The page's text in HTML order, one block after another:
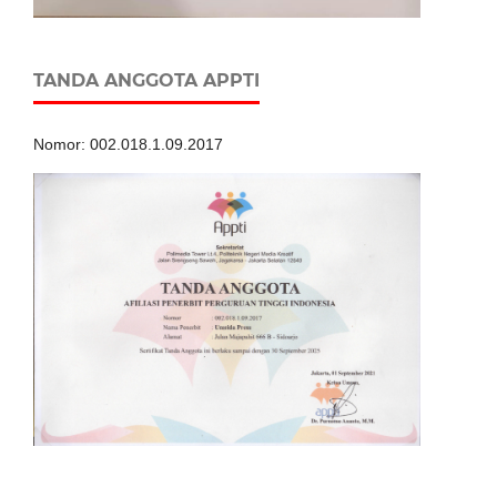
TANDA ANGGOTA APPTI
Nomor: 002.018.1.09.2017